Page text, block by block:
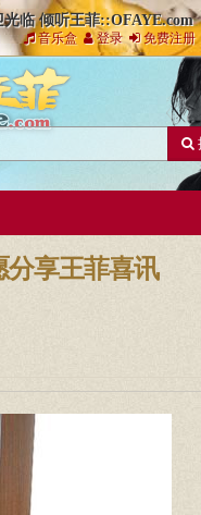
光临 倾听王菲::OFAYE.com
音乐盒 登录 免费注册
分享王菲喜讯